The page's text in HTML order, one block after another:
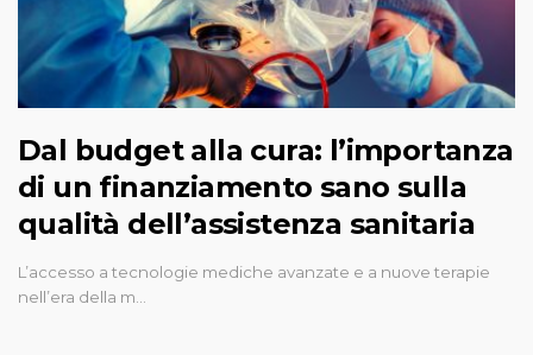
Dal budget alla cura: l’importanza
di un finanziamento sano sulla
qualità dell’assistenza sanitaria
L’accesso a tecnologie mediche avanzate e a nuove terapie
nell’era della m…